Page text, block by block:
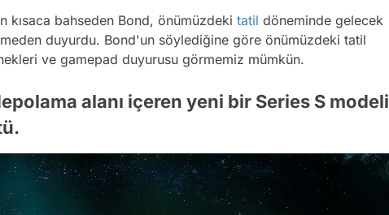
kısaca bahseden Bond, önümüzdeki tatil döneminde gelecek
duyurdu. Bond'un söylediğine göre önümüzdeki tatil
ve gamepad duyurusu görmemiz mümkün.
alanı içeren yeni bir Series S modeli